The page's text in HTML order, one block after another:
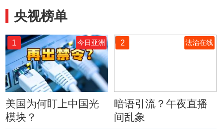
央视榜单
1 今日亚洲
美国为何盯上中国光
模块？
2 法治在线
暗语引流？午夜直播
间乱象